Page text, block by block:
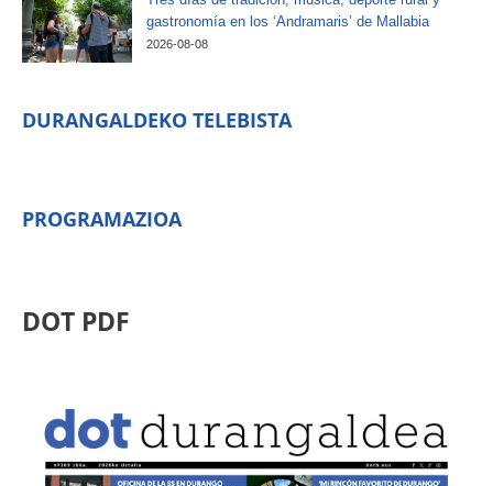
gastronomía en los ‘Andramaris’ de Mallabia
2026-08-08
DURANGALDEKO TELEBISTA
PROGRAMAZIOA
DOT PDF